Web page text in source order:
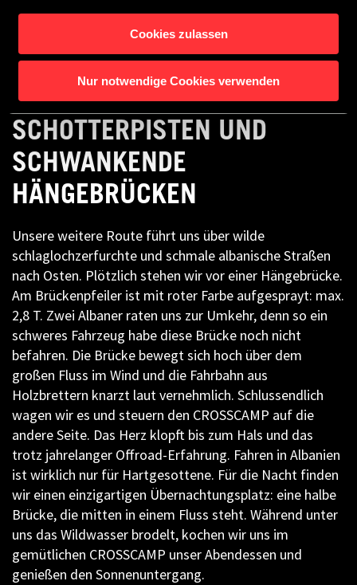
Cookies zulassen
Nur notwendige Cookies verwenden
MIT DEM CROSSCAMP ÜBER
SCHOTTERPISTEN UND
SCHWANKENDE
HÄNGEBRÜCKEN
Unsere weitere Route führt uns über wilde
schlaglochzerfurchte und schmale albanische Straßen
nach Osten. Plötzlich stehen wir vor einer Hängebrücke.
Am Brückenpfeiler ist mit roter Farbe aufgesprayt: max.
2,8 T. Zwei Albaner raten uns zur Umkehr, denn so ein
schweres Fahrzeug habe diese Brücke noch nicht
befahren. Die Brücke bewegt sich hoch über dem
großen Fluss im Wind und die Fahrbahn aus
Holzbrettern knarzt laut vernehmlich. Schlussendlich
wagen wir es und steuern den CROSSCAMP auf die
andere Seite. Das Herz klopft bis zum Hals und das
trotz jahrelanger Offroad-Erfahrung. Fahren in Albanien
ist wirklich nur für Hartgesottene. Für die Nacht finden
wir einen einzigartigen Übernachtungsplatz: eine halbe
Brücke, die mitten in einem Fluss steht. Während unter
uns das Wildwasser brodelt, kochen wir uns im
gemütlichen CROSSCAMP unser Abendessen und
genießen den Sonnenuntergang.